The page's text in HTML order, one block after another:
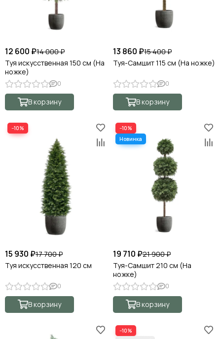
12 600 ₽14 000 ₽
Туя искусственная 150 см (На
ножке)
0
В корзину
13 860 ₽15 400 ₽
Туя-Самшит 115 см (На ножке)
0
В корзину
−10%
15 930 ₽17 700 ₽
Туя искусственная 120 см
0
В корзину
−10%
19 710 ₽21 900 ₽
Туя-Самшит 210 см (На
ножке)
0
В корзину
−10%